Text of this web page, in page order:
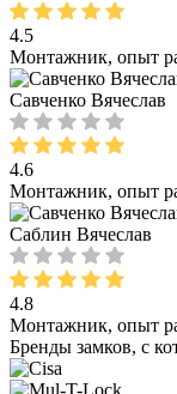
4.5
Монтажник, опыт
Савченко Вячеслав
4.6
Монтажник, опыт
Саблин Вячеслав
4.8
Монтажник, опыт
Бренды замков, с